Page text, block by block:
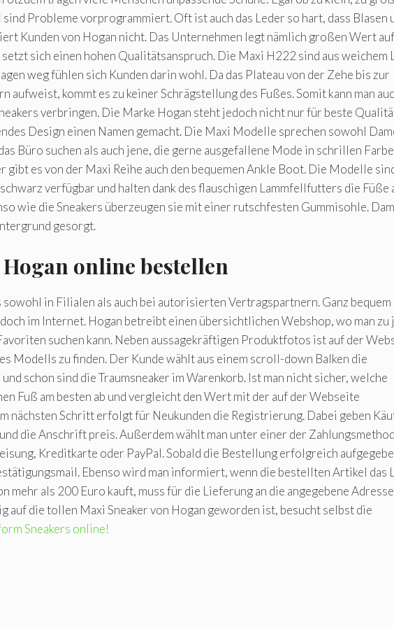
sind Probleme vorprogrammiert. Oft ist auch das Leder so hart, dass Blasen
Kunden von Hogan nicht. Das Unternehmen legt nämlich großen Wert auf
sich einen hohen Qualitätsanspruch. Die Maxi H222 sind aus weichem
weg fühlen sich Kunden darin wohl. Da das Plateau von der Zehe bis zur
aufweist, kommt es zu keiner Schrägstellung des Fußes. Somit kann man
verbringen. Die Marke Hogan steht jedoch nicht nur für beste
Design einen Namen gemacht. Die Maxi Modelle sprechen sowohl
Büro suchen als auch jene, die gerne ausgefallene Mode in schrillen
gibt es von der Maxi Reihe auch den bequemen Ankle Boot. Die Modelle
verfügbar und halten dank des flauschigen Lammfellfutters die Füße
wie die Sneakers überzeugen sie mit einer rutschfesten Gummisohle.
gesorgt.
online bestellen
in Filialen als auch bei autorisierten Vertragspartnern. Ganz bequem
im Internet. Hogan betreibt einen übersichtlichen Webshop, wo man zu
suchen kann. Neben aussagekräftigen Produktfotos ist auf der
Modells zu finden. Der Kunde wählt aus einem scroll-down Balken die
schon sind die Traumsneaker im Warenkorb. Ist man nicht sicher, welche
Fuß am besten ab und vergleicht den Wert mit der auf der Webseite
nächsten Schritt erfolgt für Neukunden die Registrierung. Dabei geben
die Anschrift preis. Außerdem wählt man unter einer der
Kreditkarte oder PayPal. Sobald die Bestellung erfolgreich
Ebenso wird man informiert, wenn die bestellten Artikel das
mehr als 200 Euro kauft, muss für die Lieferung an die angegebene Adresse
auf die tollen Maxi Sneaker von Hogan geworden ist, besucht selbst die
Sneakers online!